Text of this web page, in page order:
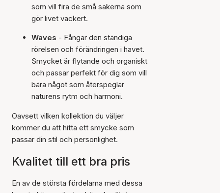
som vill fira de små sakerna som
gör livet vackert.
Waves - Fångar den ständiga
rörelsen och förändringen i havet.
Smycket är flytande och organiskt
och passar perfekt för dig som vill
bära något som återspeglar
naturens rytm och harmoni.
Oavsett vilken kollektion du väljer
kommer du att hitta ett smycke som
passar din stil och personlighet.
Kvalitet till ett bra pris
En av de största fördelarna med dessa